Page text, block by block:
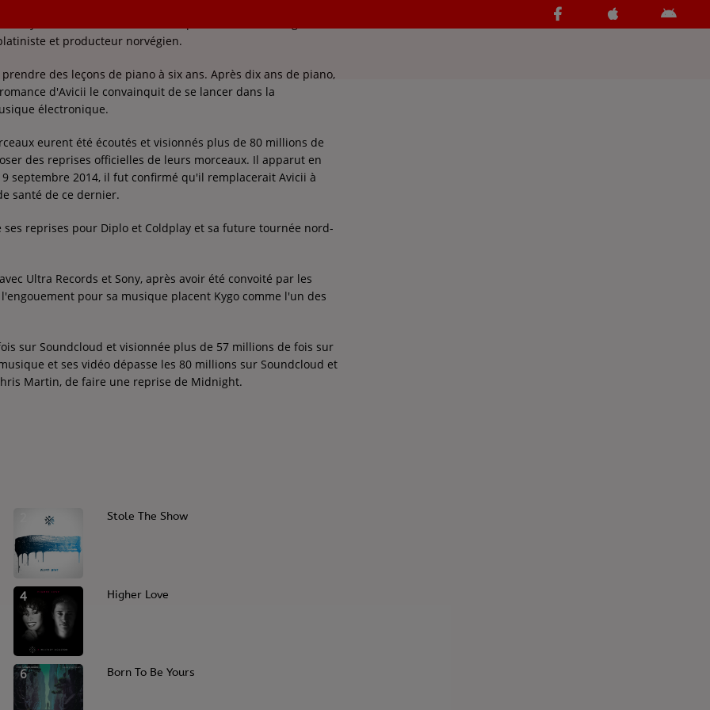
et producteur norvégien.
prendre des leçons de piano à six ans. Après dix ans de piano,
d'Avicii le convainquit de se lancer dans la
électronique.
eurent été écoutés et visionnés plus de 80 millions de
des reprises officielles de leurs morceaux. Il apparut en
septembre 2014, il fut confirmé qu'il remplacerait Avicii à
santé de ce dernier.
reprises pour Diplo et Coldplay et sa future tournée nord-
Ultra Records et Sony, après avoir été convoité par les
pour sa musique placent Kygo comme l'un des
sur Soundcloud et visionnée plus de 57 millions de fois sur
et ses vidéo dépasse les 80 millions sur Soundcloud et
Martin, de faire une reprise de Midnight.
Stole The Show
4 Higher Love
6 Born To Be Yours